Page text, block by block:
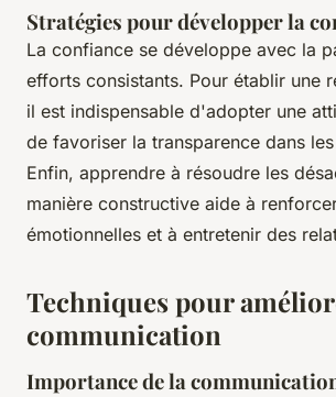
Stratégies pour développer la
La confiance se développe avec la
efforts consistants. Pour établir une
il est indispensable d'adopter une
de favoriser la transparence dans
Enfin, apprendre à résoudre les
manière constructive aide à
émotionnelles et à entretenir des
Techniques pour
communication
Importance de la